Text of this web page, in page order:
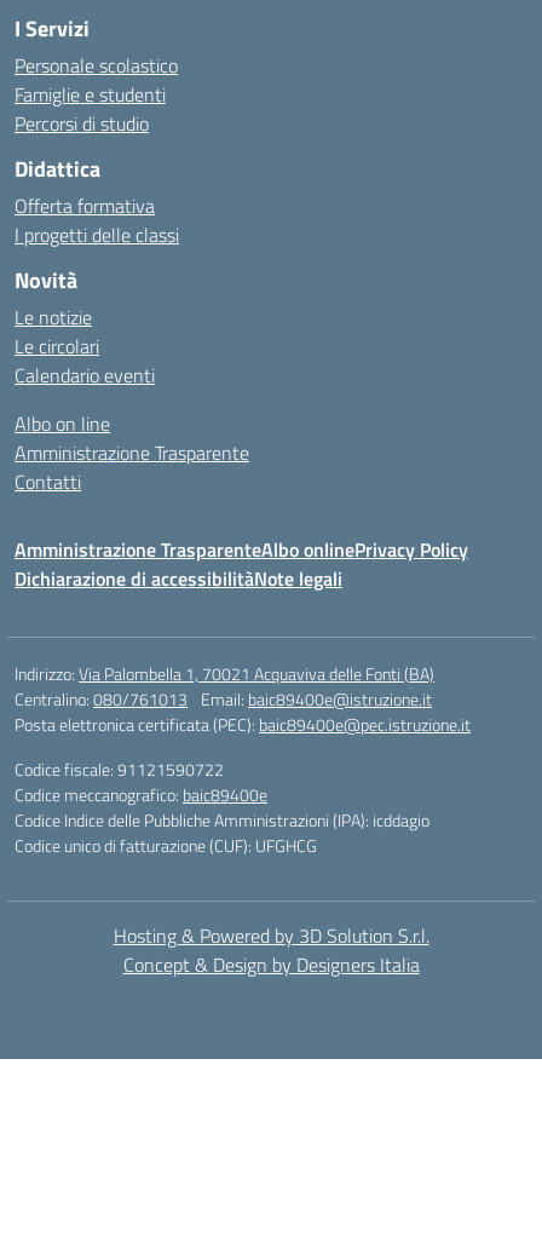
I Servizi
Personale scolastico
Famiglie e studenti
Percorsi di studio
Didattica
Offerta formativa
I progetti delle classi
Novità
Le notizie
Le circolari
Calendario eventi
Albo on line
Amministrazione Trasparente
Contatti
Amministrazione TrasparenteAlbo onlinePrivacy Policy
Dichiarazione di accessibilitàNote legali
Indirizzo:Via Palombella 1, 70021 Acquaviva delle Fonti (BA)
Centralino:080/761013 Email: baic89400e@istruzione.it
Posta elettronica certificata (PEC): baic89400e@pec.istruzione.it
Codice fiscale: 91121590722
Codice meccanografico: baic89400e
Codice Indice delle Pubbliche Amministrazioni (IPA): icddagio
Codice unico di fatturazione (CUF): UFGHCG
Hosting & Powered by 3D Solution S.r.l.
Concept & Design by Designers Italia